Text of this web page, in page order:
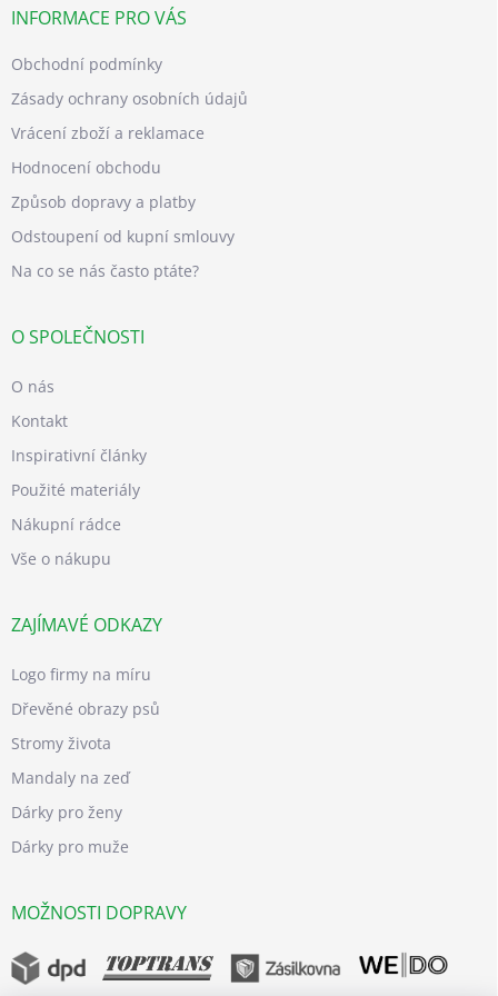
INFORMACE PRO VÁS
Obchodní podmínky
Zásady ochrany osobních údajů
Vrácení zboží a reklamace
Hodnocení obchodu
Způsob dopravy a platby
Odstoupení od kupní smlouvy
Na co se nás často ptáte?
O SPOLEČNOSTI
O nás
Kontakt
Inspirativní články
Použité materiály
Nákupní rádce
Vše o nákupu
ZAJÍMAVÉ ODKAZY
Logo firmy na míru
Dřevěné obrazy psů
Stromy života
Mandaly na zeď
Dárky pro ženy
Dárky pro muže
MOŽNOSTI DOPRAVY